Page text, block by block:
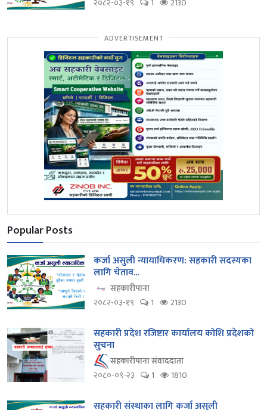
ADVERTISEMENT
Popular Posts
कर्जा असुली न्यायाधिकरण: सहकारी सदस्यका
लागि चेताव...
सहकारीपाना
२०८२-०३-१९
1 2130
सहकारी प्रदेश रजिष्टार कार्यालय कोशि प्रदेशको
सुचना
सहकारीपाना संवाददाता
२०८०-०९-२३
1 1810
सहकारी संस्थाका लागि कर्जा असुली